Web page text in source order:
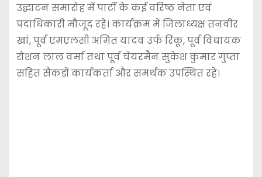
उद्घाटन समारोह में पार्टी के कई वरिष्ठ नेता एवं
पदाधिकारी मौजूद रहे। कार्यक्रम में जिलाध्यक्ष तनवीर
खां, पूर्व एमएलसी अमित यादव उर्फ रिंकू, पूर्व विधायक
रोशन लाल वर्मा तथा पूर्व चेयरमैन सुकेश कुमार गुप्ता
सहित सैकड़ों कार्यकर्ता और समर्थक उपस्थित रहे।